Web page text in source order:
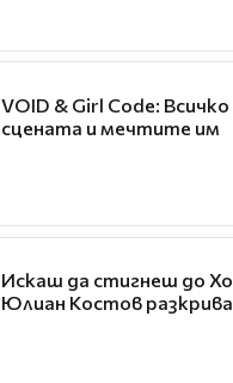
VOID & Girl Code:
сцената и мечтите им
Искаш да стигнеш до
Юлиан Костов разкрива